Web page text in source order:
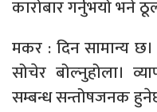
कारोबार गर्नुभयो भने
मकर : दिन सामान्य
सोचेर बोल्नुहोला।
सम्बन्ध सन्तोषजनक